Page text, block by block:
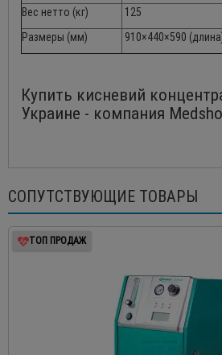
Вес нетто (кг)
125
Размеры (мм)
910×440×590
Купить кисневий
Украине - компания
СОПУТСТВУЮЩИЕ ТОВАРЫ
ТОП ПРОДАЖ